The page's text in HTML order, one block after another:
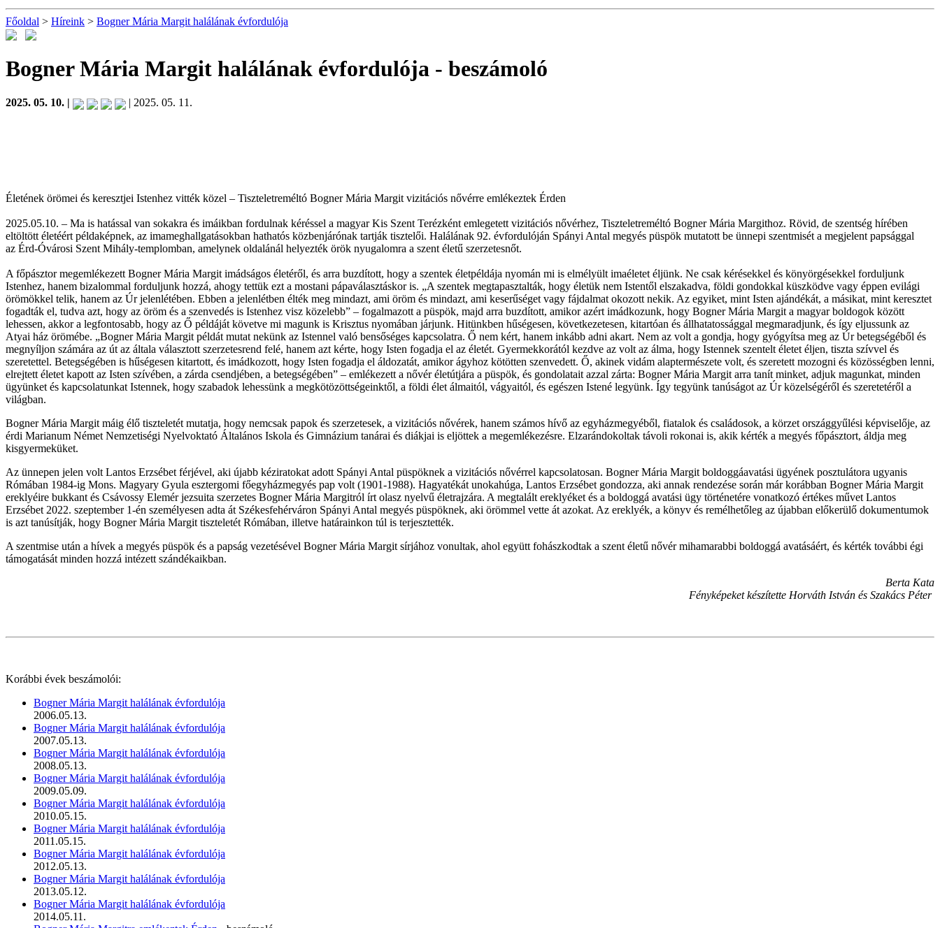
Főoldal > Híreink > Bogner Mária Margit halálának évfordulója
Bogner Mária Margit halálának évfordulója - beszámoló
2025. 05. 10. | | 2025. 05. 11.
Életének örömei és keresztjei Istenhez vitték közel – Tiszteletreméltó Bogner Mária Margit vizitációs nővérre emlékeztek Érden
2025.05.10. – Ma is hatással van sokakra és imáikban fordulnak kéréssel a magyar Kis Szent Terézként emlegetett vizitációs nővérhez, Tiszteletreméltó Bogner Mária Margithoz. Rövid, de szentség hírében
eltöltött életéért példaképnek, az imameghallgatásokban hathatós közbenjárónak tartják tisztelői. Halálának 92. évfordulóján Spányi Antal megyés püspök mutatott be ünnepi szentmisét a megjelent papsággal
az Érd-Óvárosi Szent Mihály-templomban, amelynek oldalánál helyezték örök nyugalomra a szent életű szerzetesnőt.
A főpásztor megemlékezett Bogner Mária Margit imádságos életéről, és arra buzdított, hogy a szentek életpéldája nyomán mi is elmélyült imaéletet éljünk. Ne csak kérésekkel és könyörgésekkel forduljunk
Istenhez, hanem bizalommal forduljunk hozzá, ahogy tettük ezt a mostani pápaválasztáskor is. „A szentek megtapasztalták, hogy életük nem Istentől elszakadva, földi gondokkal küszködve vagy éppen evilági
örömökkel telik, hanem az Úr jelenlétében. Ebben a jelenlétben élték meg mindazt, ami öröm és mindazt, ami keserűséget vagy fájdalmat okozott nekik. Az egyiket, mint Isten ajándékát, a másikat, mint keresztet
fogadták el, tudva azt, hogy az öröm és a szenvedés is Istenhez visz közelebb” – fogalmazott a püspök, majd arra buzdított, amikor azért imádkozunk, hogy Bogner Mária Margit a magyar boldogok között
lehessen, akkor a legfontosabb, hogy az Ő példáját követve mi magunk is Krisztus nyomában járjunk. Hitünkben hűségesen, következetesen, kitartóan és állhatatossággal megmaradjunk, és így eljussunk az
Atyai ház örömébe. „Bogner Mária Margit példát mutat nekünk az Istennel való bensőséges kapcsolatra. Ő nem kért, hanem inkább adni akart. Nem az volt a gondja, hogy gyógyítsa meg az Úr betegségéből és
megnyíljon számára az út az általa választott szerzetesrend felé, hanem azt kérte, hogy Isten fogadja el az életét. Gyermekkorától kezdve az volt az álma, hogy Istennek szentelt életet éljen, tiszta szívvel és
szeretettel. Betegségében is hűségesen kitartott, és imádkozott, hogy Isten fogadja el áldozatát, amikor ágyhoz kötötten szenvedett. Ő, akinek vidám alaptermészete volt, és szeretett mozogni és közösségben lenni,
elrejtett életet kapott az Isten szívében, a zárda csendjében, a betegségében” – emlékezett a nővér életútjára a püspök, és gondolatait azzal zárta: Bogner Mária Margit arra tanít minket, adjuk magunkat, minden
ügyünket és kapcsolatunkat Istennek, hogy szabadok lehessünk a megkötözöttségeinktől, a földi élet álmaitól, vágyaitól, és egészen Istené legyünk. Így tegyünk tanúságot az Úr közelségéről és szeretetéről a
világban.
Bogner Mária Margit máig élő tiszteletét mutatja, hogy nemcsak papok és szerzetesek, a vizitációs nővérek, hanem számos hívő az egyházmegyéből, fiatalok és családosok, a körzet országgyűlési képviselője, az
érdi Marianum Német Nemzetiségi Nyelvoktató Általános Iskola és Gimnázium tanárai és diákjai is eljöttek a megemlékezésre. Elzarándokoltak távoli rokonai is, akik kérték a megyés főpásztort, áldja meg
kisgyermeküket.
Az ünnepen jelen volt Lantos Erzsébet férjével, aki újabb kéziratokat adott Spányi Antal püspöknek a vizitációs nővérrel kapcsolatosan. Bogner Mária Margit boldoggáavatási ügyének posztulátora ugyanis
Rómában 1984-ig Mons. Magyary Gyula esztergomi főegyházmegyés pap volt (1901-1988). Hagyatékát unokahúga, Lantos Erzsébet gondozza, aki annak rendezése során már korábban Bogner Mária Margit
ereklyéire bukkant és Csávossy Elemér jezsuita szerzetes Bogner Mária Margitról írt olasz nyelvű életrajzára. A megtalált ereklyéket és a boldoggá avatási ügy történetére vonatkozó értékes művet Lantos
Erzsébet 2022. szeptember 1-én személyesen adta át Székesfehérváron Spányi Antal megyés püspöknek, aki örömmel vette át azokat. Az ereklyék, a könyv és remélhetőleg az újabban előkerülő dokumentumok
is azt tanúsítják, hogy Bogner Mária Margit tiszteletét Rómában, illetve határainkon túl is terjesztették.
A szentmise után a hívek a megyés püspök és a papság vezetésével Bogner Mária Margit sírjához vonultak, ahol együtt fohászkodtak a szent életű nővér mihamarabbi boldoggá avatásáért, és kérték további égi
támogatását minden hozzá intézett szándékaikban.
Berta Kata
Fényképeket készítette Horváth István és Szakács Péter
Korábbi évek beszámolói:
Bogner Mária Margit halálának évfordulója
2006.05.13.
Bogner Mária Margit halálának évfordulója
2007.05.13.
Bogner Mária Margit halálának évfordulója
2008.05.13.
Bogner Mária Margit halálának évfordulója
2009.05.09.
Bogner Mária Margit halálának évfordulója
2010.05.15.
Bogner Mária Margit halálának évfordulója
2011.05.15.
Bogner Mária Margit halálának évfordulója
2012.05.13.
Bogner Mária Margit halálának évfordulója
2013.05.12.
Bogner Mária Margit halálának évfordulója
2014.05.11.